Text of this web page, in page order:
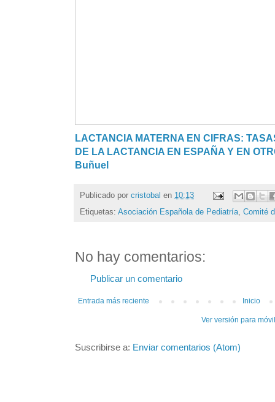
LACTANCIA MATERNA EN CIFRAS:
DE LA LACTANCIA EN ESPAÑA Y EN
Buñuel
Publicado por cristobal en 10:13
Etiquetas: Asociación Española de Pediatría, Comité
No hay comentarios:
Publicar un comentario
Entrada más reciente Inicio
Ver versión para
Suscribirse a: Enviar comentarios (Atom)